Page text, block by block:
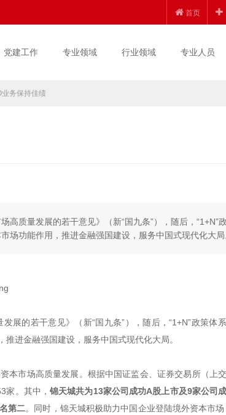
首页
党建工作 专业领域 行业领域 专业人员
务保持佳绩
质量发展的若干意见》（新“国九条”），随后，“1+N”
场功能作用，推进金融强国建设，服务中国式现代化大
展的若干意见》（新“国九条”），随后，“1+N”政策体
进金融强国建设，服务中国式现代化大局。
本市场高质量发展。根据中国证监会、证券交易所（上
家。其中，锦天城共为13家公司成功A股上市及9家公司
第二。同时，锦天城积极助力中国企业登陆境外资本市